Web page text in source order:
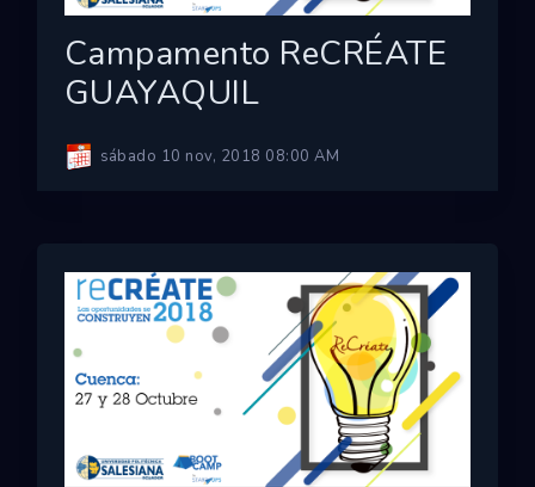
Campamento ReCRÉATE
GUAYAQUIL
sábado 10 nov, 2018 08:00 AM